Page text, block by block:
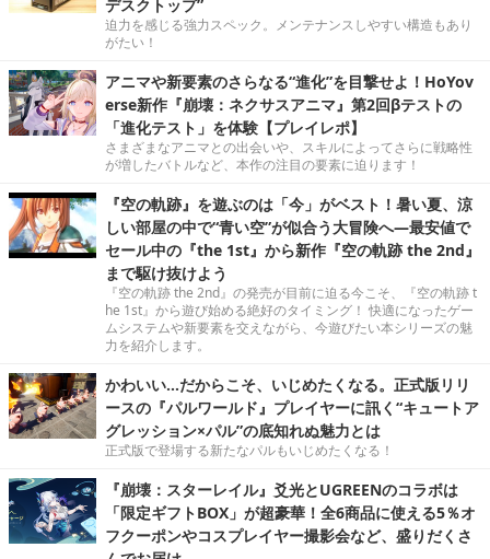
デスクトップ”
迫力を感じる強力スペック。メンテナンスしやすい構造もあり
がたい！
アニマや新要素のさらなる“進化”を目撃せよ！HoYov
erse新作『崩壊：ネクサスアニマ』第2回βテストの
「進化テスト」を体験【プレイレポ】
さまざまなアニマとの出会いや、スキルによってさらに戦略性
が増したバトルなど、本作の注目の要素に迫ります！
『空の軌跡』を遊ぶのは「今」がベスト！暑い夏、涼
しい部屋の中で“青い空”が似合う大冒険へ―最安値で
セール中の『the 1st』から新作『空の軌跡 the 2nd』
まで駆け抜けよう
『空の軌跡 the 2nd』の発売が目前に迫る今こそ、『空の軌跡 t
he 1st』から遊び始める絶好のタイミング！ 快適になったゲー
ムシステムや新要素を交えながら、今遊びたい本シリーズの魅
力を紹介します。
かわいい…だからこそ、いじめたくなる。正式版リリ
ースの『パルワールド』プレイヤーに訊く“キュートア
グレッション×パル”の底知れぬ魅力とは
正式版で登場する新たなパルもいじめたくなる！
『崩壊：スターレイル』爻光とUGREENのコラボは
「限定ギフトBOX」が超豪華！全6商品に使える5％オ
フクーポンやコスプレイヤー撮影会など、盛りだくさ